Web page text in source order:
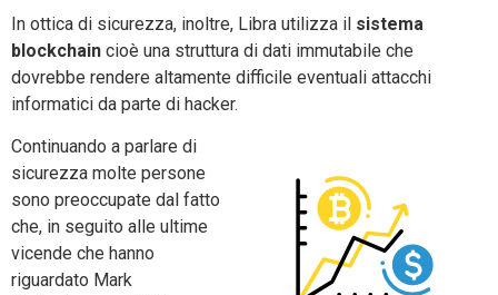
In ottica di sicurezza, inoltre, Libra utilizza il sistema
blockchain cioè una struttura di dati immutabile che
dovrebbe rendere altamente difficile eventuali attacchi
informatici da parte di hacker.
Continuando a parlare di
sicurezza molte persone
sono preoccupate dal fatto
che, in seguito alle ultime
vicende che hanno
riguardato Mark